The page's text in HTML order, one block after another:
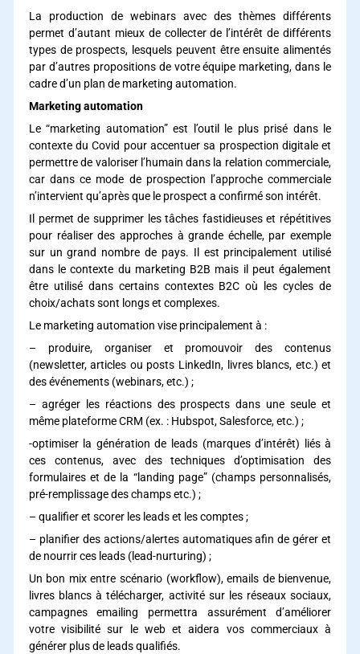
La production de webinars avec des thèmes différents
permet d’autant mieux de collecter de l’intérêt de différents
types de prospects, lesquels peuvent être ensuite alimentés
par d’autres propositions de votre équipe marketing, dans le
cadre d’un plan de marketing automation.
Marketing automation
Le “marketing automation” est l’outil le plus prisé dans le
contexte du Covid pour accentuer sa prospection digitale et
permettre de valoriser l’humain dans la relation commerciale,
car dans ce mode de prospection l’approche commerciale
n’intervient qu’après que le prospect a confirmé son intérêt.
Il permet de supprimer les tâches fastidieuses et répétitives
pour réaliser des approches à grande échelle, par exemple
sur un grand nombre de pays. Il est principalement utilisé
dans le contexte du marketing B2B mais il peut également
être utilisé dans certains contextes B2C où les cycles de
choix/achats sont longs et complexes.
Le marketing automation vise principalement à :
– produire, organiser et promouvoir des contenus
(newsletter, articles ou posts LinkedIn, livres blancs, etc.) et
des événements (webinars, etc.) ;
– agréger les réactions des prospects dans une seule et
même plateforme CRM (ex. : Hubspot, Salesforce, etc.) ;
-optimiser la génération de leads (marques d’intérêt) liés à
ces contenus, avec des techniques d’optimisation des
formulaires et de la “landing page” (champs personnalisés,
pré-remplissage des champs etc.) ;
– qualifier et scorer les leads et les comptes ;
– planifier des actions/alertes automatiques afin de gérer et
de nourrir ces leads (lead-nurturing) ;
Un bon mix entre scénario (workflow), emails de bienvenue,
livres blancs à télécharger, activité sur les réseaux sociaux,
campagnes emailing permettra assurément d’améliorer
votre visibilité sur le web et aidera vos commerciaux à
générer plus de leads qualifiés.